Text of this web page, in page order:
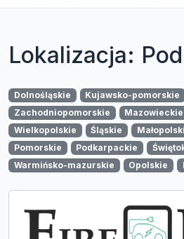
Lokalizacja:
Dolnośląskie Kujawsko-pomorskie
Zachodniopomorskie
Mazowieckie
Wielkopolskie
Śląskie
Pomorskie
Podkarpackie
Warmińsko-mazurskie
Opolskie